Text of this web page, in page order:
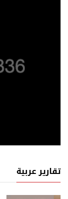
تقارير عربية